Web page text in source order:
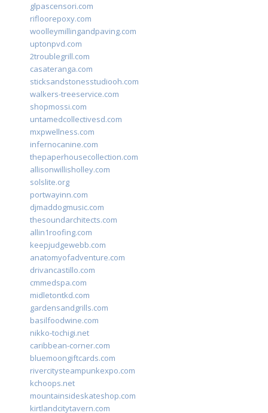
glpascensori.com
rifloorepoxy.com
woolleymillingandpaving.com
uptonpvd.com
2troublegrill.com
casateranga.com
sticksandstonesstudiooh.com
walkers-treeservice.com
shopmossi.com
untamedcollectivesd.com
mxpwellness.com
infernocanine.com
thepaperhousecollection.com
allisonwillisholley.com
solslite.org
portwayinn.com
djmaddogmusic.com
thesoundarchitects.com
allin1roofing.com
keepjudgewebb.com
anatomyofadventure.com
drivancastillo.com
cmmedspa.com
midletontkd.com
gardensandgrills.com
basilfoodwine.com
nikko-tochigi.net
caribbean-corner.com
bluemoongiftcards.com
rivercitysteampunkexpo.com
kchoops.net
mountainsideskateshop.com
kirtlandcitytavern.com